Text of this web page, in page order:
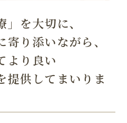
」を大切に、
り添いながら、
より良い
提供してまいりま